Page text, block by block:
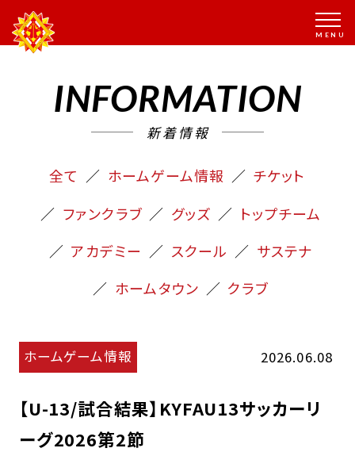
INFORMATION
新着情報
全て ホームゲーム情報
チケット
ファンクラブ
グッズ
トップチーム
アカデミー
スクール
サステナ
ホームタウン
クラブ
ホームゲーム情報 2026.06.08
【U-13/試合結果】KYFAU13サッカーリ
ーグ2026第2節